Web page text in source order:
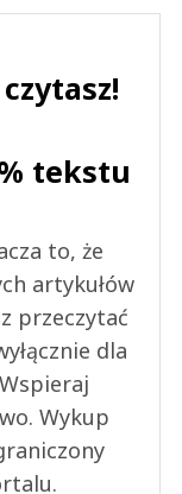
tekstu
to, że
artykułów
przeczytać
dla
Wykup